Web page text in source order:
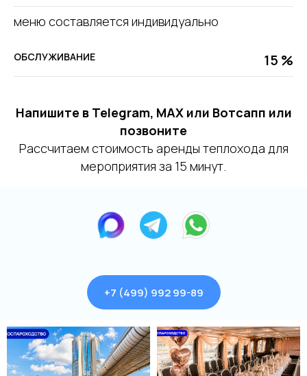
меню составляется индивидуально
ОБСЛУЖИВАНИЕ 15 %
Напишите в Telegram, MAX или Вотсапп или
позвоните
Рассчитаем стоимость аренды теплохода для
мероприятия за 15 минут.
+7 (499) 992 99-89